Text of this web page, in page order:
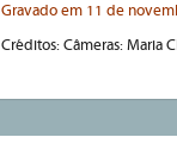
Gravado em 11 de
Créditos: Câmeras: Maria